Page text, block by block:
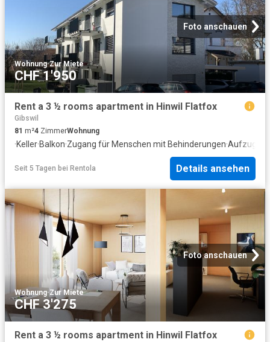
Foto anschauen
Wohnung·Zur Miete
CHF 1'950
Rent a 3 ½ rooms apartment in Hinwil Flatfox
Gibswil
81 m²4 ZimmerWohnung
·Keller·Balkon·Zugang für Menschen mit Behinderungen·Aufzug
Seit 5 Tagen bei Rentola Details ansehen
Foto anschauen
Wohnung·Zur Miete
CHF 3'275
Rent a 3 ½ rooms apartment in Hinwil Flatfox